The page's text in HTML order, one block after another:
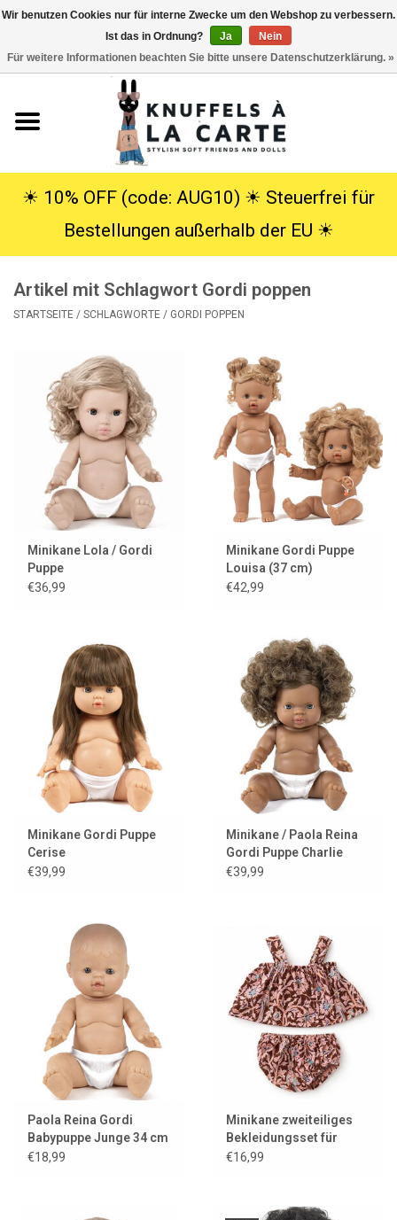
Kuscheltiere
SALE
Lookbooks
Marken
☀︎ 10% OFF (code: AUG10) ☀︎ Steuerfrei für
Bestellungen außerhalb der EU ☀︎
Artikel mit Schlagwort Gordi poppen
STARTSEITE / SCHLAGWORTE / GORDI POPPEN
Minikane Lola / Gordi
Puppe
€36,99
Minikane Gordi Puppe
Louisa (37 cm)
€42,99
Minikane Gordi Puppe
Cerise
€39,99
Minikane / Paola Reina
Gordi Puppe Charlie
€39,99
Paola Reina Gordi
Babypuppe Junge 34 cm
€18,99
Minikane zweiteiliges
Bekleidungsset für
Gordi-Puppen
€16,99
Wir benutzen Cookies nur für interne Zwecke um den Webshop zu verbessern.
Ist das in Ordnung?
Ja
Nein
Für weitere Informationen beachten Sie bitte unsere Datenschutzerklärung. »